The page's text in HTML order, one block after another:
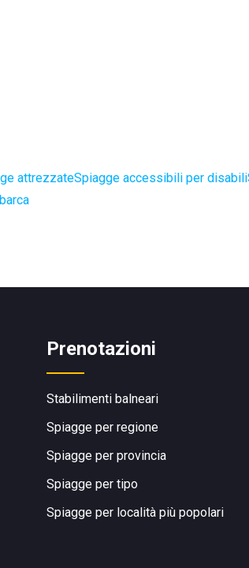
attrezzateSpiagge accessibili per disabili
Prenotazioni
Stabilimenti balneari
Spiagge per regione
Spiagge per provincia
Spiagge per tipo
Spiagge per località più popolari